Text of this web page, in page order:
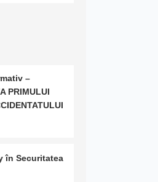
–
PRIMULUI
în Securitatea